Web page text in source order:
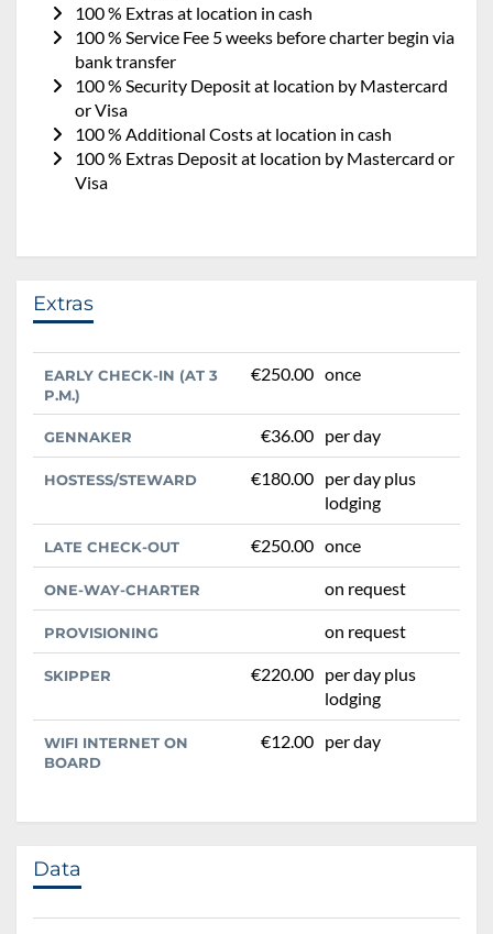
100 % Extras at location in cash
100 % Service Fee 5 weeks before charter begin via
bank transfer
100 % Security Deposit at location by Mastercard
or Visa
100 % Additional Costs at location in cash
100 % Extras Deposit at location by Mastercard or
Visa
Extras
EARLY CHECK-IN (AT 3
P.M.)
€250.00 once
GENNAKER €36.00 per day
HOSTESS/STEWARD €180.00 per day plus
lodging
LATE CHECK-OUT €250.00 once
ONE-WAY-CHARTER on request
PROVISIONING on request
SKIPPER €220.00 per day plus
lodging
WIFI INTERNET ON
BOARD
€12.00 per day
Data